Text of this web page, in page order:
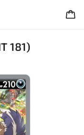
181)